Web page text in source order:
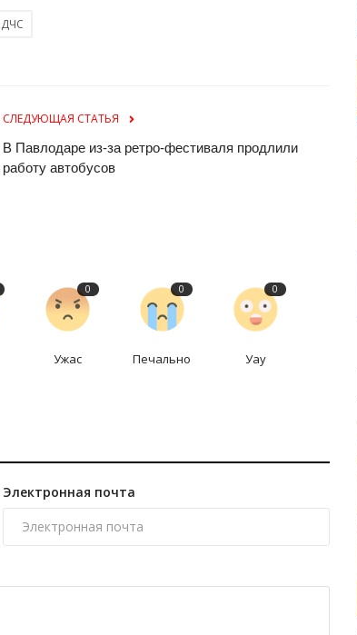
ДЧС
СЛЕДУЮЩАЯ СТАТЬЯ
В Павлодаре из-за ретро-фестиваля продлили
работу автобусов
0
Ужас
0
Печально
0
Уау
Электронная почта